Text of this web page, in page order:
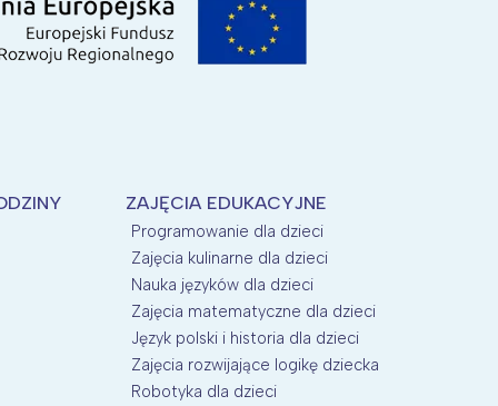
ZAJĘCIA EDUKACYJNE
Programowanie dla dzieci
Zajęcia kulinarne dla dzieci
Nauka języków dla dzieci
Zajęcia matematyczne dla dzieci
Język polski i historia dla dzieci
Zajęcia rozwijające logikę dziecka
Robotyka dla dzieci